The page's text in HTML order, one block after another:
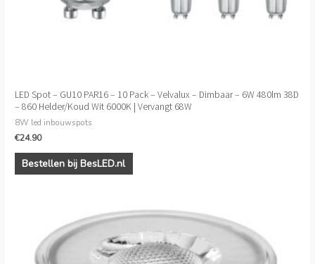
LED Spot – GU10 PAR16 – 10 Pack – Velvalux – Dimbaar – 6W 480lm 38D
– 860 Helder/Koud Wit 6000K | Vervangt 68W
8W led inbouwspots
€24.90
Bestellen bij BesLED.nl